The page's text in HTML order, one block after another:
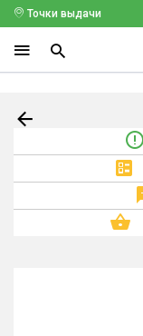
Точки выдачи